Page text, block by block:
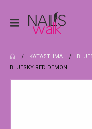
ΚΑΤΆΣΤΗΜΑ
BLUESKY RED DEMON